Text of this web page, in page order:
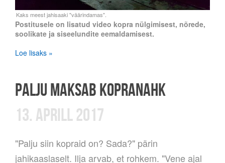
Postitusele on lisatud video kopra nülgimisest, nõrede,
soolikate ja siseelundite eemaldamisest.
Loe lisaks »
PALJU MAKSAB KOPRANAHK
13. APRILL 2017
"Palju siin kopraid on? Sada?" pärin
jahikaaslaselt. Ilja arvab, et rohkem. "Vene ajal